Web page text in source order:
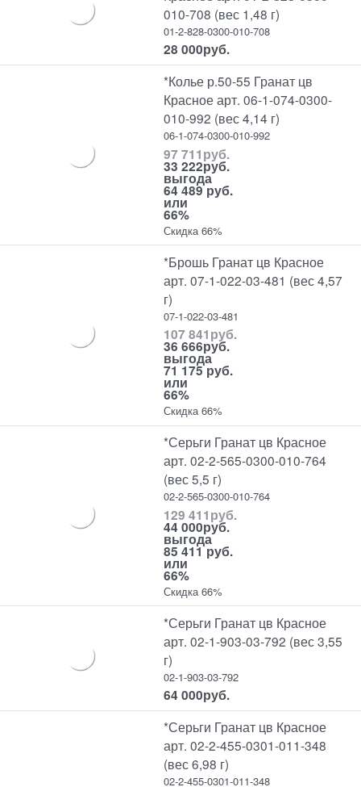
010-708 (вес 1,48 г)
01-2-828-0300-010-708
28 000руб.
*Колье р.50-55 Гранат цв
Красное арт. 06-1-074-0300-
010-992 (вес 4,14 г)
06-1-074-0300-010-992
97 711руб.
33 222руб.
выгода
64 489 руб.
или
66%
Скидка 66%
*Брошь Гранат цв Красное
арт. 07-1-022-03-481 (вес 4,57
г)
07-1-022-03-481
107 841руб.
36 666руб.
выгода
71 175 руб.
или
66%
Скидка 66%
*Серьги Гранат цв Красное
арт. 02-2-565-0300-010-764
(вес 5,5 г)
02-2-565-0300-010-764
129 411руб.
44 000руб.
выгода
85 411 руб.
или
66%
Скидка 66%
*Серьги Гранат цв Красное
арт. 02-1-903-03-792 (вес 3,55
г)
02-1-903-03-792
64 000руб.
*Серьги Гранат цв Красное
арт. 02-2-455-0301-011-348
(вес 6,98 г)
02-2-455-0301-011-348